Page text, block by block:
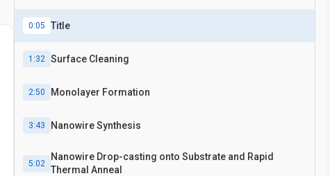
0:05 Title
1:32 Surface Cleaning
2:50 Monolayer Formation
3:43 Nanowire Synthesis
5:02
Nanowire Drop-casting onto Substrate and Rapid
Thermal Anneal